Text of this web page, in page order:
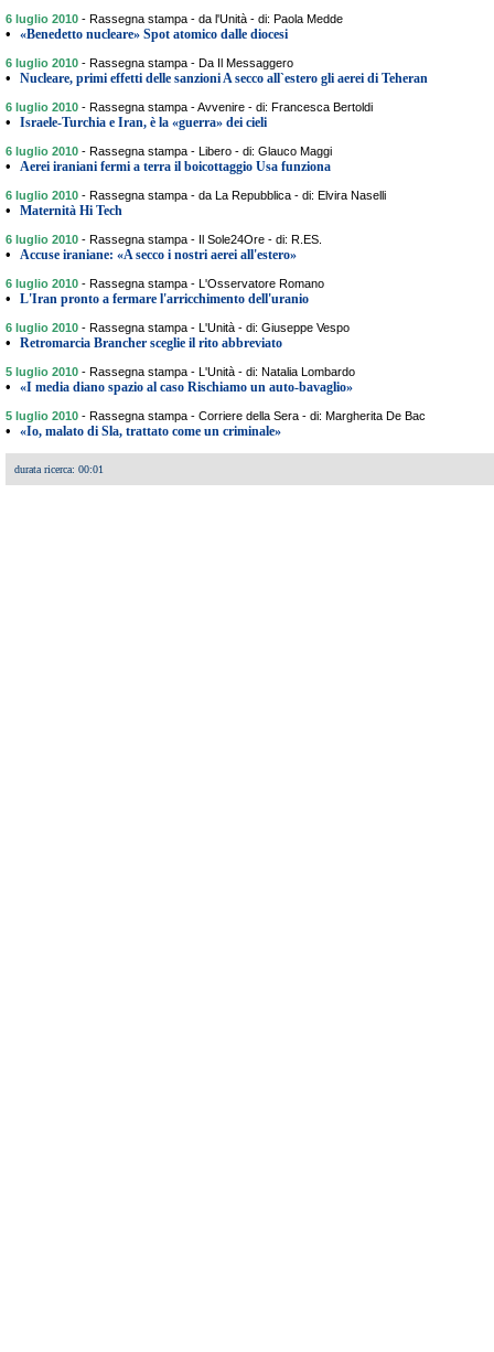
6 luglio 2010 - Rassegna stampa - da l'Unità - di: Paola Medde
• «Benedetto nucleare» Spot atomico dalle diocesi
6 luglio 2010 - Rassegna stampa - Da Il Messaggero
• Nucleare, primi effetti delle sanzioni A secco all`estero gli aerei di Teheran
6 luglio 2010 - Rassegna stampa - Avvenire - di: Francesca Bertoldi
• Israele-Turchia e Iran, è la «guerra» dei cieli
6 luglio 2010 - Rassegna stampa - Libero - di: Glauco Maggi
• Aerei iraniani fermi a terra il boicottaggio Usa funziona
6 luglio 2010 - Rassegna stampa - da La Repubblica - di: Elvira Naselli
• Maternità Hi Tech
6 luglio 2010 - Rassegna stampa - Il Sole24Ore - di: R.ES.
• Accuse iraniane: «A secco i nostri aerei all'estero»
6 luglio 2010 - Rassegna stampa - L'Osservatore Romano
• L'Iran pronto a fermare l'arricchimento dell'uranio
6 luglio 2010 - Rassegna stampa - L'Unità - di: Giuseppe Vespo
• Retromarcia Brancher sceglie il rito abbreviato
5 luglio 2010 - Rassegna stampa - L'Unità - di: Natalia Lombardo
• «I media diano spazio al caso Rischiamo un auto-bavaglio»
5 luglio 2010 - Rassegna stampa - Corriere della Sera - di: Margherita De Bac
• «Io, malato di Sla, trattato come un criminale»
durata ricerca: 00:01